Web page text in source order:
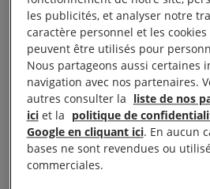
pour que Taner ne tombe pas
remobiliser les citoyens autour
Ce que nous vous
1 – vous êtes
personne
les publicités, et analyser notre
caractère personnel et les
peuvent être utilisés pour
Nous partageons aussi certaines
navigation avec nos partenaires.
autres consulter la liste de nos
iciet la politique de
Google en cliquant ici. En aucun
bases ne sont revendues ou
commerciales.